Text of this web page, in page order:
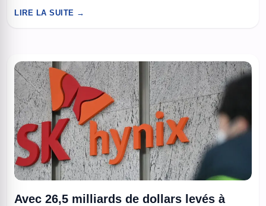
moment où les restrictions américaines poussent la Chine à
LIRE LA SUITE →
Avec 26,5 milliards de dollars levés à